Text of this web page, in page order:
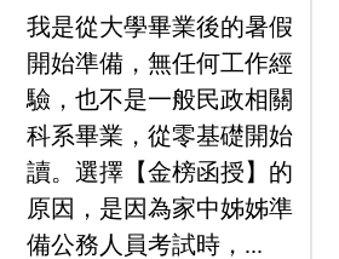
都做不久，就思考著有什
麼工作能帶來生活穩定及
良好的福利待遇，身邊朋
友都說可以試試考公務
員，於是開始著手準備...
考四等一般民政心得-陳
(一年考取/探花)